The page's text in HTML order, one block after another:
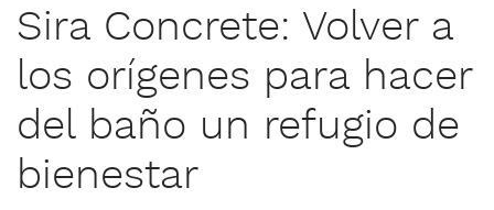
Sira Concrete: Volver a
los orígenes para hacer
del baño un refugio de
bienestar